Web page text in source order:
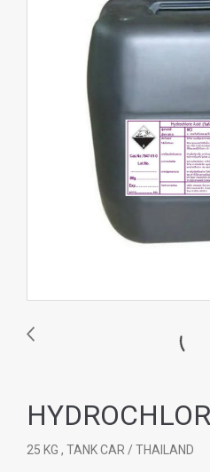
25 KG , TANK CAR / THAILAND